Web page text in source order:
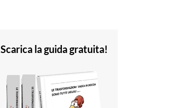
Scarica la guida gratuita!